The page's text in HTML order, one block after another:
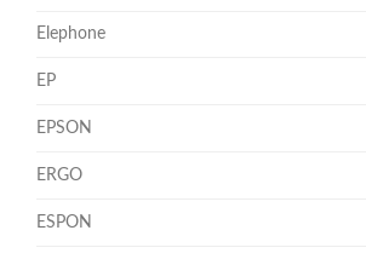
Elephone
EP
EPSON
ERGO
ESPON